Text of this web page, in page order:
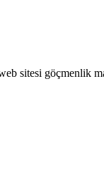
sitesi göçmenlik